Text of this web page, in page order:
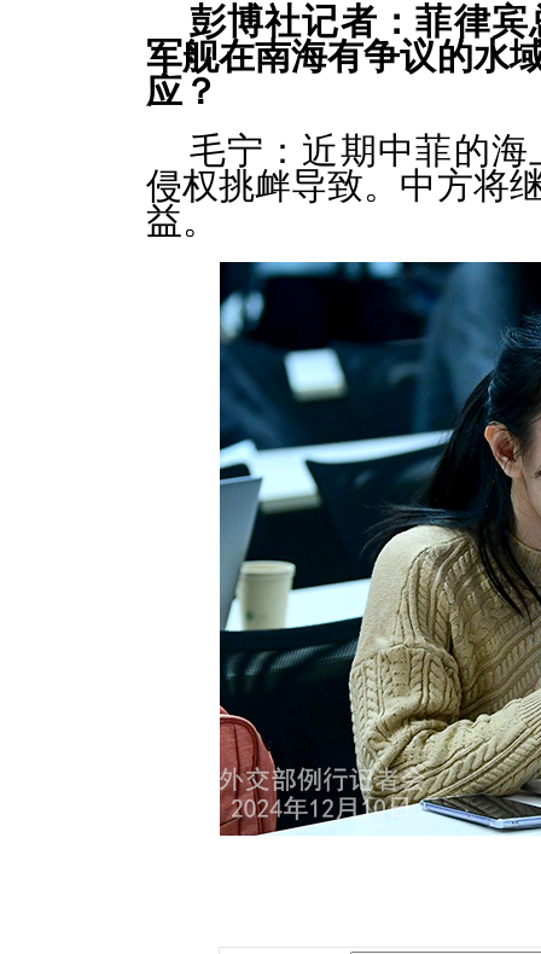
彭博社记者：菲律
军舰在南海有争议的水
应？
毛宁：近期中菲的
侵权挑衅导致。中方将
益。